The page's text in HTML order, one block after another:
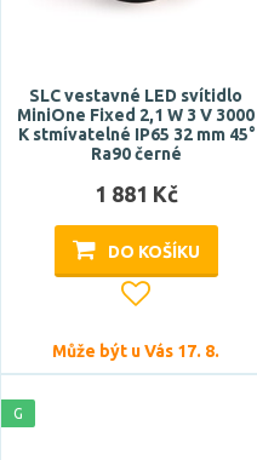
Napětí / napájení
12V
SLC vestavné LED svítidlo
MiniOne Fixed 2,1 W 3 V 3000
K stmívatelné IP65 32 mm 45°
Ra90 černé
1 881 Kč
DO KOŠÍKU
Může být u Vás 17. 8.
G